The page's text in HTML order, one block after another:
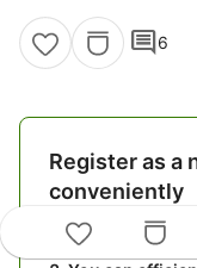
comment6
Register as a
conveniently
You get